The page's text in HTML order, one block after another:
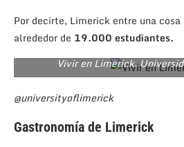
Por decirte, Limerick entre una
alrededor de 19.000 estudiantes.
Vivir en Limerick.
@universityoflimerick
Gastronomía de Limerick